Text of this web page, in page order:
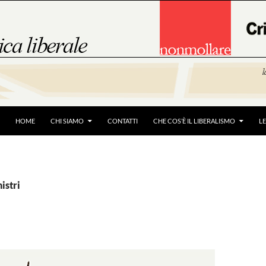
HOME CHI SIAMO CONTATTI CHE COS’È IL LIBERALISMO